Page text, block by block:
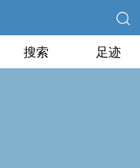
搜索 足迹